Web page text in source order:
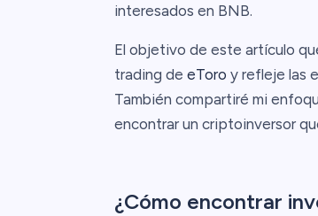
interesados en BNB.
El objetivo de este artículo
trading de eToro y refleje las
También compartiré mi
encontrar un criptoinversor
¿Cómo encontrar